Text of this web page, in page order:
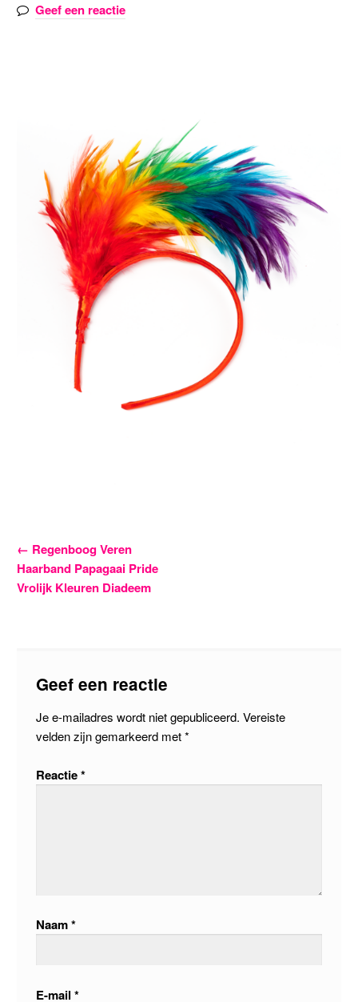
Geef een reactie
Bericht
navigatie
← Regenboog Veren
Haarband Papagaai Pride
Vrolijk Kleuren Diadeem
Geef een reactie
Je e-mailadres wordt niet gepubliceerd. Vereiste
velden zijn gemarkeerd met*
Reactie*
Naam*
E-mail*